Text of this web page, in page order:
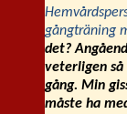
gångträning
det?
veterligen
gång. Min
måste ha